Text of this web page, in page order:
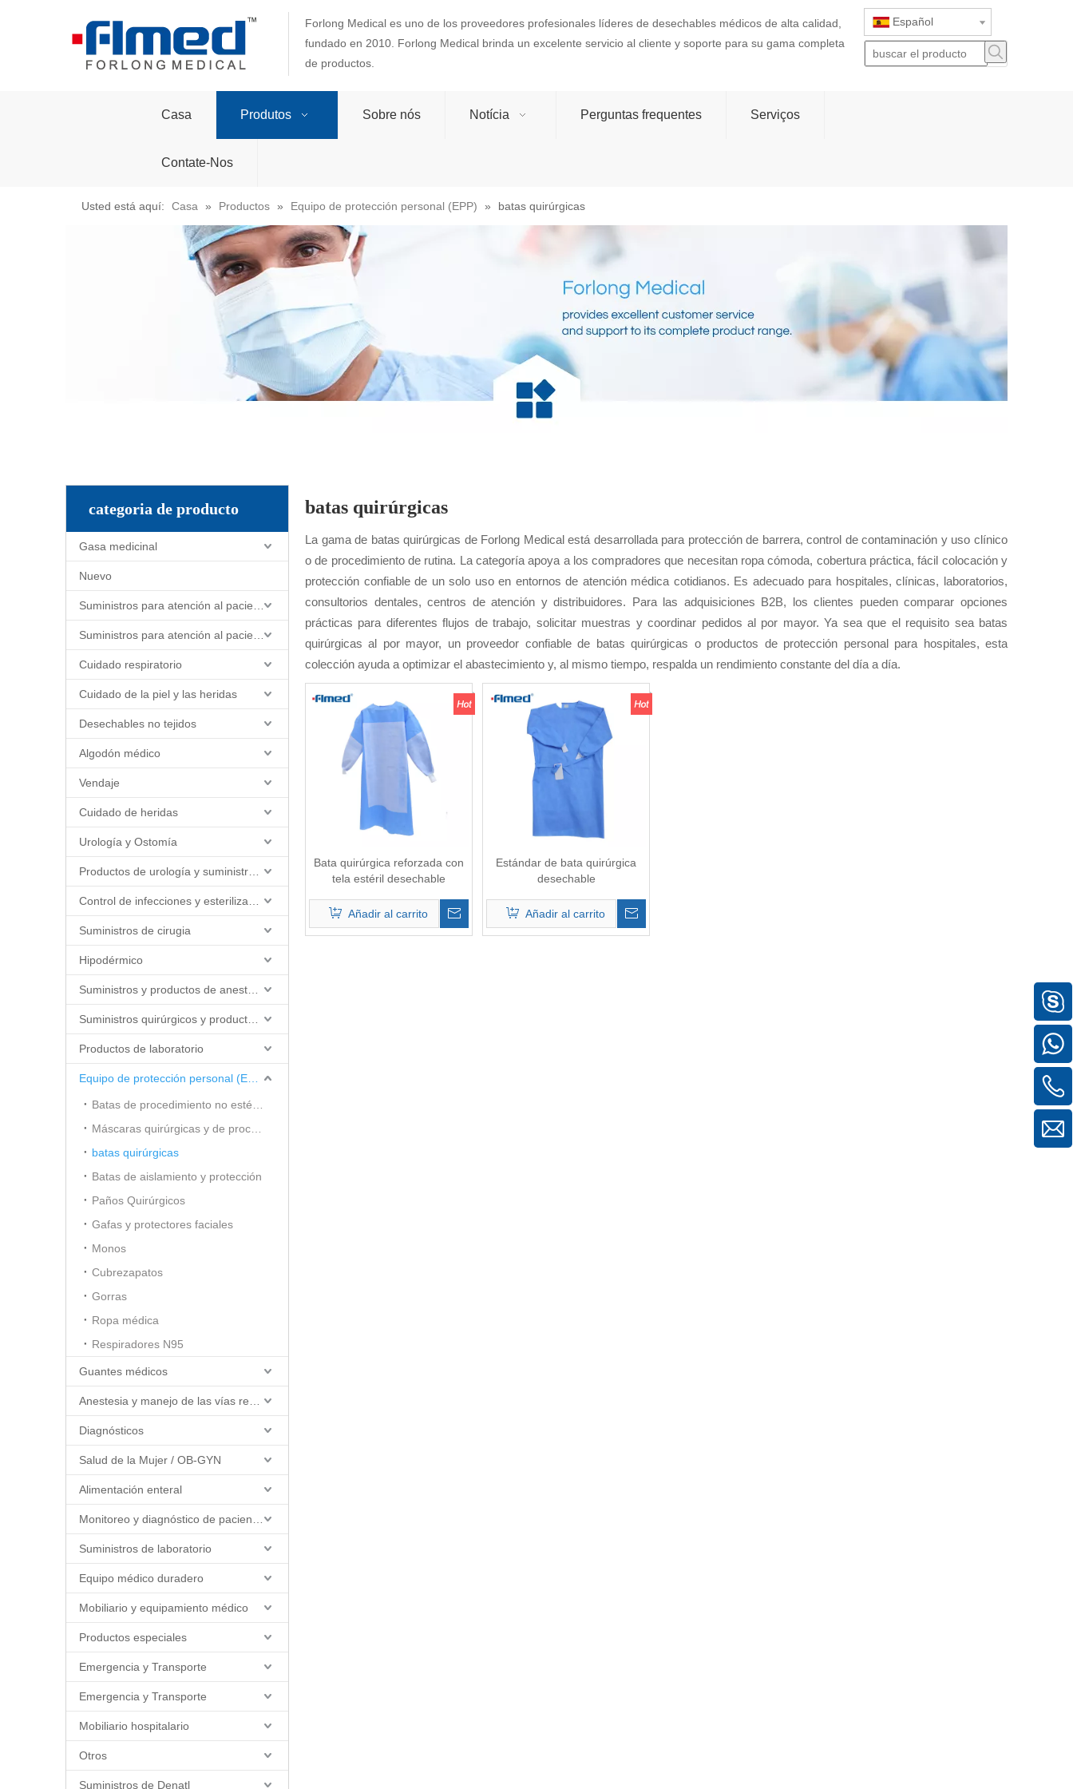
Forlong Medical es uno de los proveedores profesionales líderes de desechables médicos de alta calidad,
fundado en 2010. Forlong Medical brinda un excelente servicio al cliente y soporte para su gama completa
de productos.
Español
Casa Produtos Sobre nós Notícia Perguntas frequentes Serviços
Contate-Nos
Usted está aquí: Casa » Productos » Equipo de protección personal (EPP) » batas quirúrgicas
categoria de producto
Gasa medicinal
Nuevo
Cuidado respiratorio
Cuidado de la piel y las heridas
Desechables no tejidos
Algodón médico
Vendaje
Cuidado de heridas
Urología y Ostomía
Suministros de cirugia
Hipodérmico
Productos de laboratorio
batas quirúrgicas
Batas de aislamiento y protección
Paños Quirúrgicos
Gafas y protectores faciales
Monos
Cubrezapatos
Gorras
Ropa médica
Respiradores N95
Guantes médicos
Diagnósticos
Salud de la Mujer / OB-GYN
Alimentación enteral
Suministros de laboratorio
Equipo médico duradero
Mobiliario y equipamiento médico
Productos especiales
Emergencia y Transporte
Emergencia y Transporte
Mobiliario hospitalario
Otros
Suministros de Denatl
batas quirúrgicas
La gama de batas quirúrgicas de Forlong Medical está desarrollada para protección de barrera, control de contaminación y uso clínico
o de procedimiento de rutina. La categoría apoya a los compradores que necesitan ropa cómoda, cobertura práctica, fácil colocación y
protección confiable de un solo uso en entornos de atención médica cotidianos. Es adecuado para hospitales, clínicas, laboratorios,
consultorios dentales, centros de atención y distribuidores. Para las adquisiciones B2B, los clientes pueden comparar opciones
prácticas para diferentes flujos de trabajo, solicitar muestras y coordinar pedidos al por mayor. Ya sea que el requisito sea batas
quirúrgicas al por mayor, un proveedor confiable de batas quirúrgicas o productos de protección personal para hospitales, esta
colección ayuda a optimizar el abastecimiento y, al mismo tiempo, respalda un rendimiento constante del día a día.
Bata quirúrgica reforzada con
tela estéril desechable
Añadir al carrito
Estándar de bata quirúrgica
desechable
Añadir al carrito